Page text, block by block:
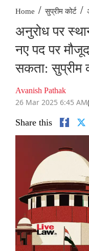
Home / सुप्रीम कोर्ट /
अनुरोध पर
नए पद पर
सकता: सुप्रीम
Avanish Pathak
26 Mar 2025 6:45 AM
Share this